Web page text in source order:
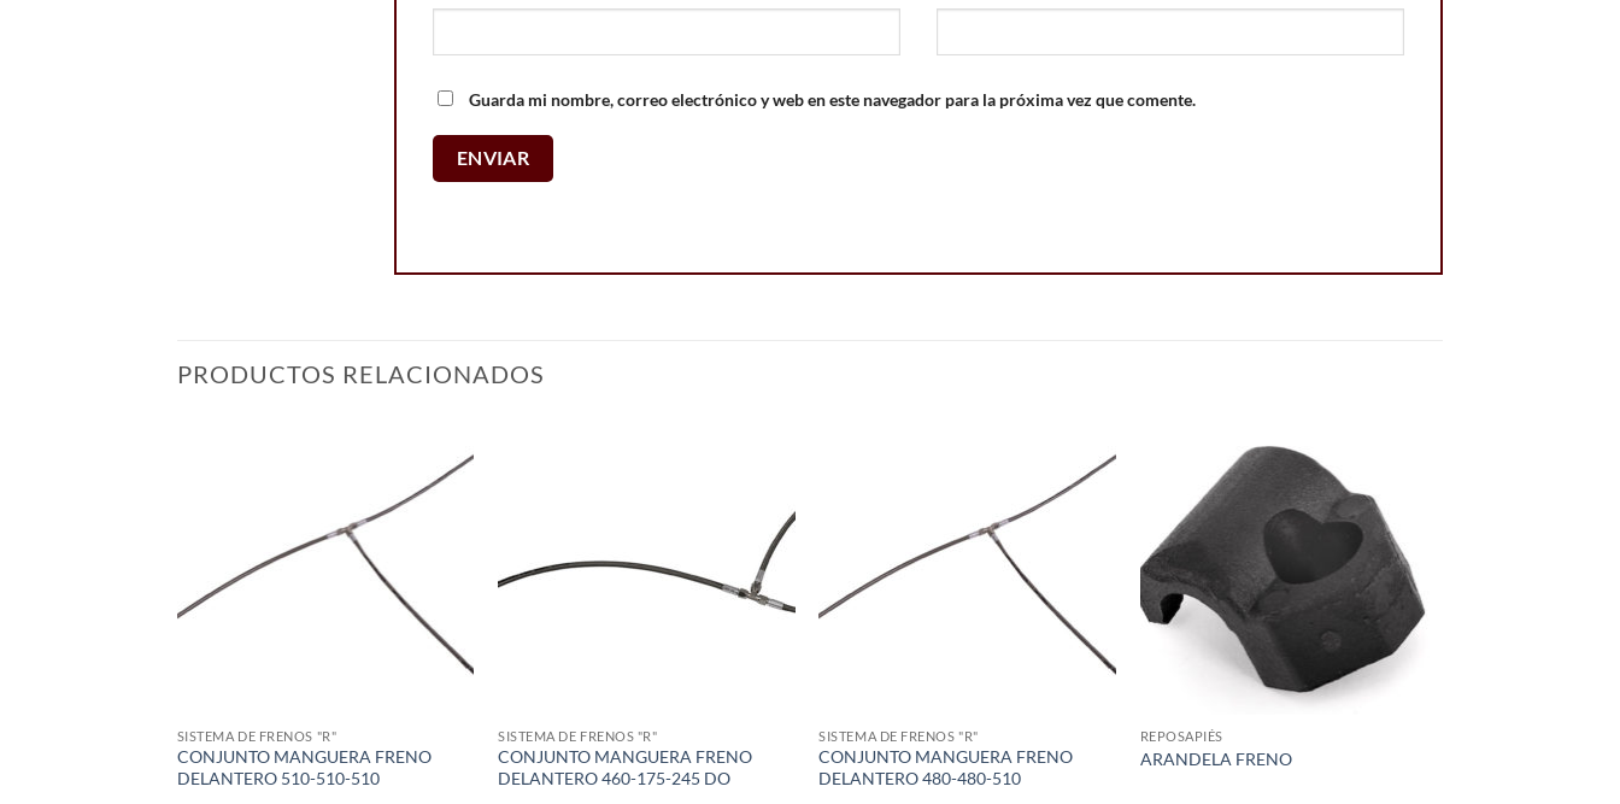
Guarda mi nombre, correo electrónico y web en este navegador para la próxima vez que comente.
PRODUCTOS RELACIONADOS
Add to
wishlist
SISTEMA DE FRENOS "R"
CONJUNTO MANGUERA FRENO
DELANTERO 510-510-510
SISTEMA DE FRENOS "R"
CONJUNTO MANGUERA FRENO
DELANTERO 460-175-245 DO
Add to
wishlist
SISTEMA DE FRENOS "R"
CONJUNTO MANGUERA FRENO
DELANTERO 480-480-510
wishlist
REPOSAPIÉS
ARANDELA FRENO